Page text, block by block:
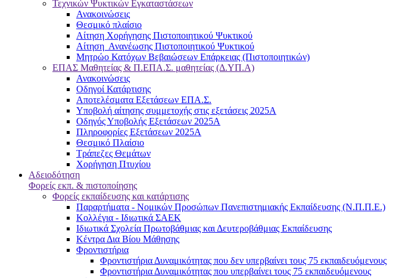
Τεχνικών Ψυκτικών Εγκαταστάσεων
Ανακοινώσεις
Θεσμικό πλαίσιο
Αίτηση Χορήγησης Πιστοποιητικού Ψυκτικού
Αίτηση Ανανέωσης Πιστοποιητικού Ψυκτικού
Μητρώο Κατόχων Βεβαιώσεων Επάρκειας (Πιστοποιητικών)
ΕΠΑΣ Μαθητείας & Π.ΕΠΑ.Σ. μαθητείας (Δ.ΥΠ.Α)
Ανακοινώσεις
Oδηγοί Κατάρτισης
Αποτελέσματα Εξετάσεων ΕΠΑ.Σ.
Υποβολή αίτησης συμμετοχής στις εξετάσεις 2025Α
Οδηγός Υποβολής Εξετάσεων 2025A
Πληροφορίες Εξετάσεων 2025Α
Θεσμικό Πλαίσιο
Τράπεζες Θεμάτων
Χορήγηση Πτυχίου
Αδειοδότηση
Φορείς εκπ. & πιστοποίησης
Φορείς εκπαίδευσης και κατάρτισης
Παραρτήματα - Νομικών Προσώπων Πανεπιστημιακής Εκπαίδευσης (Ν.Π.Π.Ε.)
Κολλέγια - Ιδιωτικά ΣΑΕΚ
Ιδιωτικά Σχολεία Πρωτοβάθμιας και Δευτεροβάθμιας Εκπαίδευσης
Κέντρα Δια Βίου Μάθησης
Φροντιστήρια
Φροντιστήρια Δυναμικότητας που δεν υπερβαίνει τους 75 εκπαιδευόμενους
Φροντιστήρια Δυναμικότητας που υπερβαίνει τους 75 εκπαιδευόμενους